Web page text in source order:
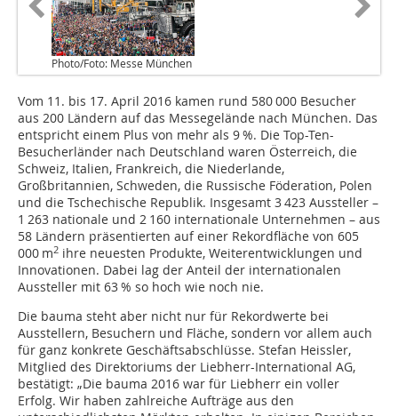
Photo/Foto: Messe München
Vom 11. bis 17. April 2016 kamen rund 580 000 Besucher
aus 200 Ländern auf das Messegelände nach München. Das
entspricht einem Plus von mehr als 9 %. Die Top-Ten-
Besucherländer nach Deutschland waren Österreich, die
Schweiz, Italien, Frankreich, die Niederlande,
Großbritannien, Schweden, die Russische Föderation, Polen
und die Tschechische Republik. Insgesamt 3 423 Aussteller –
1 263 nationale und 2 160 internationale Unternehmen – aus
58 Ländern präsentierten auf einer Rekordfläche von 605
000 m2 ihre neuesten Produkte, Weiterentwicklungen und
Innovationen. Dabei lag der Anteil der internationalen
Aussteller mit 63 % so hoch wie noch nie.
Die bauma steht aber nicht nur für Rekordwerte bei
Ausstellern, Besuchern und Fläche, sondern vor allem auch
für ganz konkrete Geschäftsabschlüsse. Stefan Heissler,
Mitglied des Direktoriums der Liebherr-International AG,
bestätigt: „Die bauma 2016 war für Liebherr ein voller
Erfolg. Wir haben zahlreiche Aufträge aus den